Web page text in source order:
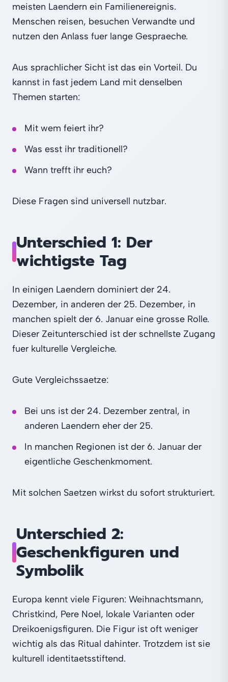
meisten Laendern ein Familienereignis.
Menschen reisen, besuchen Verwandte und
nutzen den Anlass fuer lange Gespraeche.
Aus sprachlicher Sicht ist das ein Vorteil. Du
kannst in fast jedem Land mit denselben
Themen starten:
Mit wem feiert ihr?
Was esst ihr traditionell?
Wann trefft ihr euch?
Diese Fragen sind universell nutzbar.
Unterschied 1: Der
wichtigste Tag
In einigen Laendern dominiert der 24.
Dezember, in anderen der 25. Dezember, in
manchen spielt der 6. Januar eine grosse Rolle.
Dieser Zeitunterschied ist der schnellste Zugang
fuer kulturelle Vergleiche.
Gute Vergleichssaetze:
Bei uns ist der 24. Dezember zentral, in
anderen Laendern eher der 25.
In manchen Regionen ist der 6. Januar der
eigentliche Geschenkmoment.
Mit solchen Saetzen wirkst du sofort strukturiert.
Unterschied 2:
Geschenkfiguren und
Symbolik
Europa kennt viele Figuren: Weihnachtsmann,
Christkind, Pere Noel, lokale Varianten oder
Dreikoenigsfiguren. Die Figur ist oft weniger
wichtig als das Ritual dahinter. Trotzdem ist sie
kulturell identitaetsstiftend.